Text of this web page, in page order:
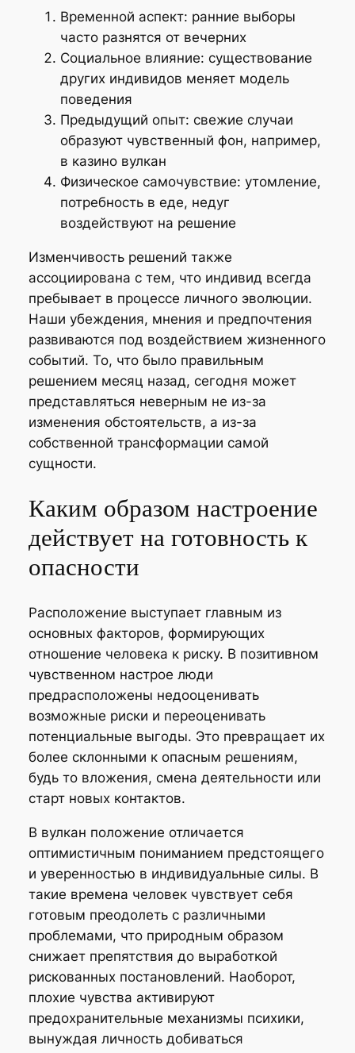
Временной аспект: ранние выборы
часто разнятся от вечерних
Социальное влияние: существование
других индивидов меняет модель
поведения
Предыдущий опыт: свежие случаи
образуют чувственный фон, например,
в казино вулкан
Физическое самочувствие: утомление,
потребность в еде, недуг
воздействуют на решение
Изменчивость решений также
ассоциирована с тем, что индивид всегда
пребывает в процессе личного эволюции.
Наши убеждения, мнения и предпочтения
развиваются под воздействием жизненного
событий. То, что было правильным
решением месяц назад, сегодня может
представляться неверным не из-за
изменения обстоятельств, а из-за
собственной трансформации самой
сущности.
Каким образом настроение
действует на готовность к
опасности
Расположение выступает главным из
основных факторов, формирующих
отношение человека к риску. В позитивном
чувственном настрое люди
предрасположены недооценивать
возможные риски и переоценивать
потенциальные выгоды. Это превращает их
более склонными к опасным решениям,
будь то вложения, смена деятельности или
старт новых контактов.
В вулкан положение отличается
оптимистичным пониманием предстоящего
и уверенностью в индивидуальные силы. В
такие времена человек чувствует себя
готовым преодолеть с различными
проблемами, что природным образом
снижает препятствия до выработкой
рискованных постановлений. Наоборот,
плохие чувства активируют
предохранительные механизмы психики,
вынуждая личность добиваться